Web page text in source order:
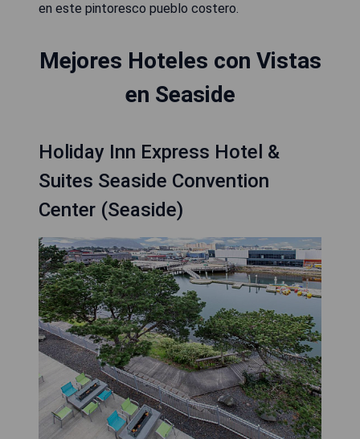
en este pintoresco pueblo costero.
Mejores Hoteles con Vistas
en Seaside
Holiday Inn Express Hotel &
Suites Seaside Convention
Center (Seaside)